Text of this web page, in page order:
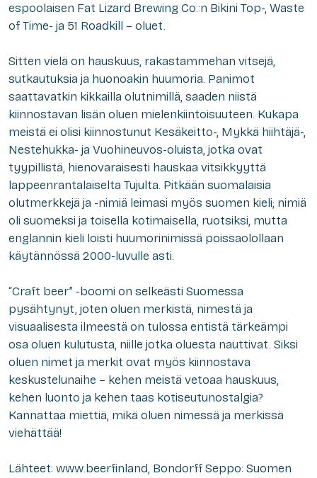
espoolaisen Fat Lizard Brewing Co.:n Bikini Top-, Waste
of Time- ja 51 Roadkill – oluet.
Sitten vielä on hauskuus, rakastammehan vitsejä,
sutkautuksia ja huonoakin huumoria. Panimot
saattavatkin kikkailla olutnimillä, saaden niistä
kiinnostavan lisän oluen mielenkiintoisuuteen. Kukapa
meistä ei olisi kiinnostunut Kesäkeitto-, Mykkä hiihtäjä-,
Nestehukka- ja Vuohineuvos-oluista, jotka ovat
tyypillistä, hienovaraisesti hauskaa vitsikkyyttä
lappeenrantalaiselta Tujulta. Pitkään suomalaisia
olutmerkkejä ja -nimiä leimasi myös suomen kieli; nimiä
oli suomeksi ja toisella kotimaisella, ruotsiksi, mutta
englannin kieli loisti huumorinimissä poissaolollaan
käytännössä 2000-luvulle asti.
“Craft beer” -boomi on selkeästi Suomessa
pysähtynyt, joten oluen merkistä, nimestä ja
visuaalisesta ilmeestä on tulossa entistä tärkeämpi
osa oluen kulutusta, niille jotka oluesta nauttivat. Siksi
oluen nimet ja merkit ovat myös kiinnostava
keskustelunaihe – kehen meistä vetoaa hauskuus,
kehen luonto ja kehen taas kotiseutunostalgia?
Kannattaa miettiä, mikä oluen nimessä ja merkissä
viehättää!
Lähteet: www.beerfinland, Bondorff Seppo: Suomen